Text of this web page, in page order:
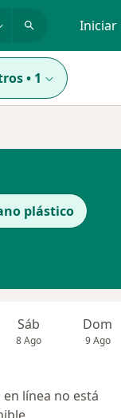
Iniciar
• 1
plástico
Sáb
8 Ago
Dom
9 Ago
línea no está